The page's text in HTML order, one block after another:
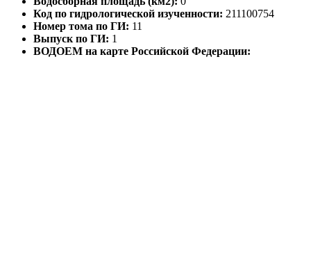
Код по гидрологической изученности: 211100754
Номер тома по ГИ: 11
Выпуск по ГИ: 1
ВОДОЕМ на карте Российской Федерации: